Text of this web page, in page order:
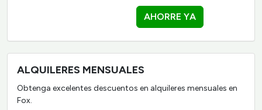
AHORRE YA
ALQUILERES MENSUALES
Obtenga excelentes descuentos en alquileres mensuales en
Fox.